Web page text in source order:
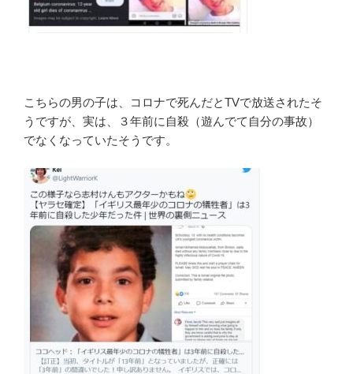
こちらの男の子は、コロナで死んだとTVで放送されたそ
うですが、実は、３年前に自殺（遊んでて自分の事故）
でなくなっていたそうです。